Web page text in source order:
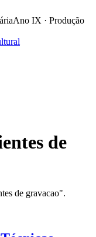
Ano IX · Produção
de
de gravacao".